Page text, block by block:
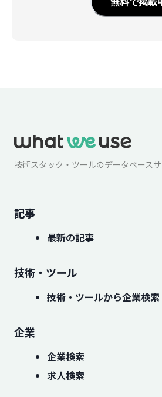
技術スタック・ツールのデータベース
記事
最新の記事
技術・ツール
技術・ツールから企業検索
企業
企業検索
求人検索